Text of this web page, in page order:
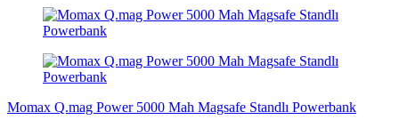
Momax Q.mag Power 5000 Mah Magsafe Standlı Powerbank